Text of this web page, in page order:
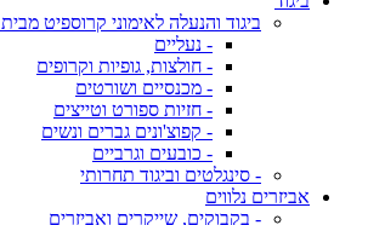
ביגוד והנעלה לאימוני קרוספיט מבית Velites
- נעליים
- חולצות, גופיות וקרופים
- מכנסיים ושורטים
- חזיות ספורט וטייצים
- קפוצ'ונים גברים ונשים
- כובעים וגרביים
- סינגלטים וביגוד תחרותי
אביזרים נלווים
- בקבוקים, שייקרים ואביזרים